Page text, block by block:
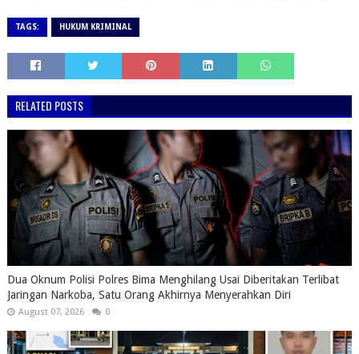
TAGS: HUKUM KRIMINAL
RELATED POSTS
Dua Oknum Polisi Polres Bima Menghilang Usai Diberitakan Terlibat
Jaringan Narkoba, Satu Orang Akhirnya Menyerahkan Diri
August 07, 2026 0